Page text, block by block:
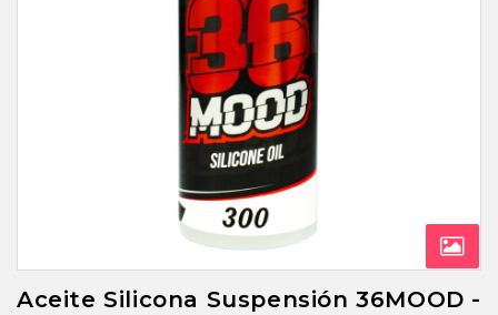
Aceite Silicona Suspensión 36MOOD -